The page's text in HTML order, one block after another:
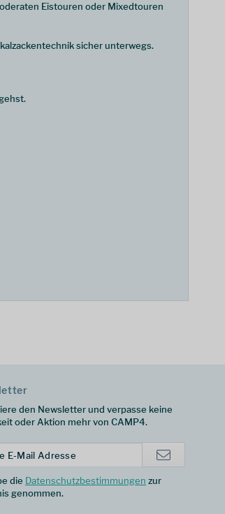
Eistouren oder Mixedtouren
sicher unterwegs.
den Newsletter und verpasse keine
oder Aktion mehr von CAMP4.
die Datenschutzbestimmungen zur
genommen.